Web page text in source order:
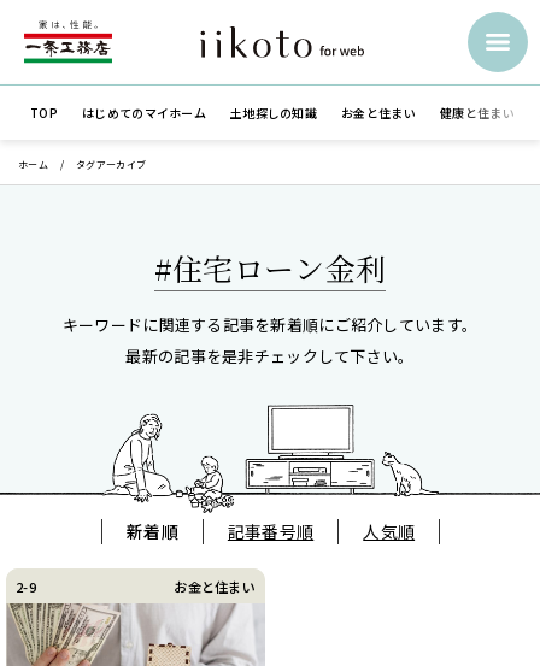
TOP はじめての マイホーム 土地探しの知識 お金と住まい 健康と住まい
ホーム タグアーカイブ
#住宅ローン金利
キーワードに関連する記事を新着順にご紹介しています。
最新の記事を是非チェックして下さい。
新着順 記事番号順 人気順
2-9 お金と住まい